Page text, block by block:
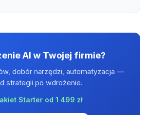
AI w Twojej firmie?
dobór narzędzi, automatyzacja —
strategii po wdrożenie.
Starter od 1 499 zł